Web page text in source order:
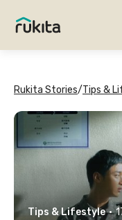
Rukita Stories/Tips &
Tips & Lifestyle ·